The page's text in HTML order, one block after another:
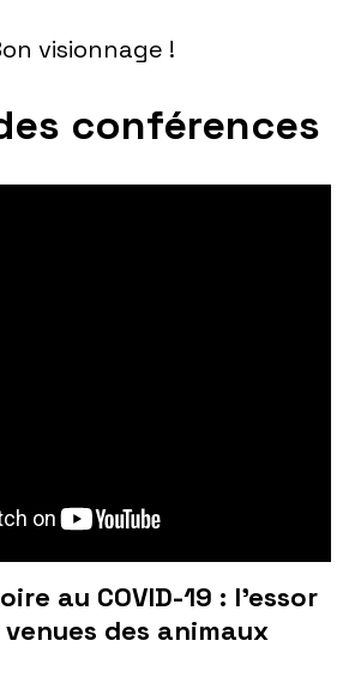
visionnage !
conférences
au COVID-19 : l’essor
des animaux